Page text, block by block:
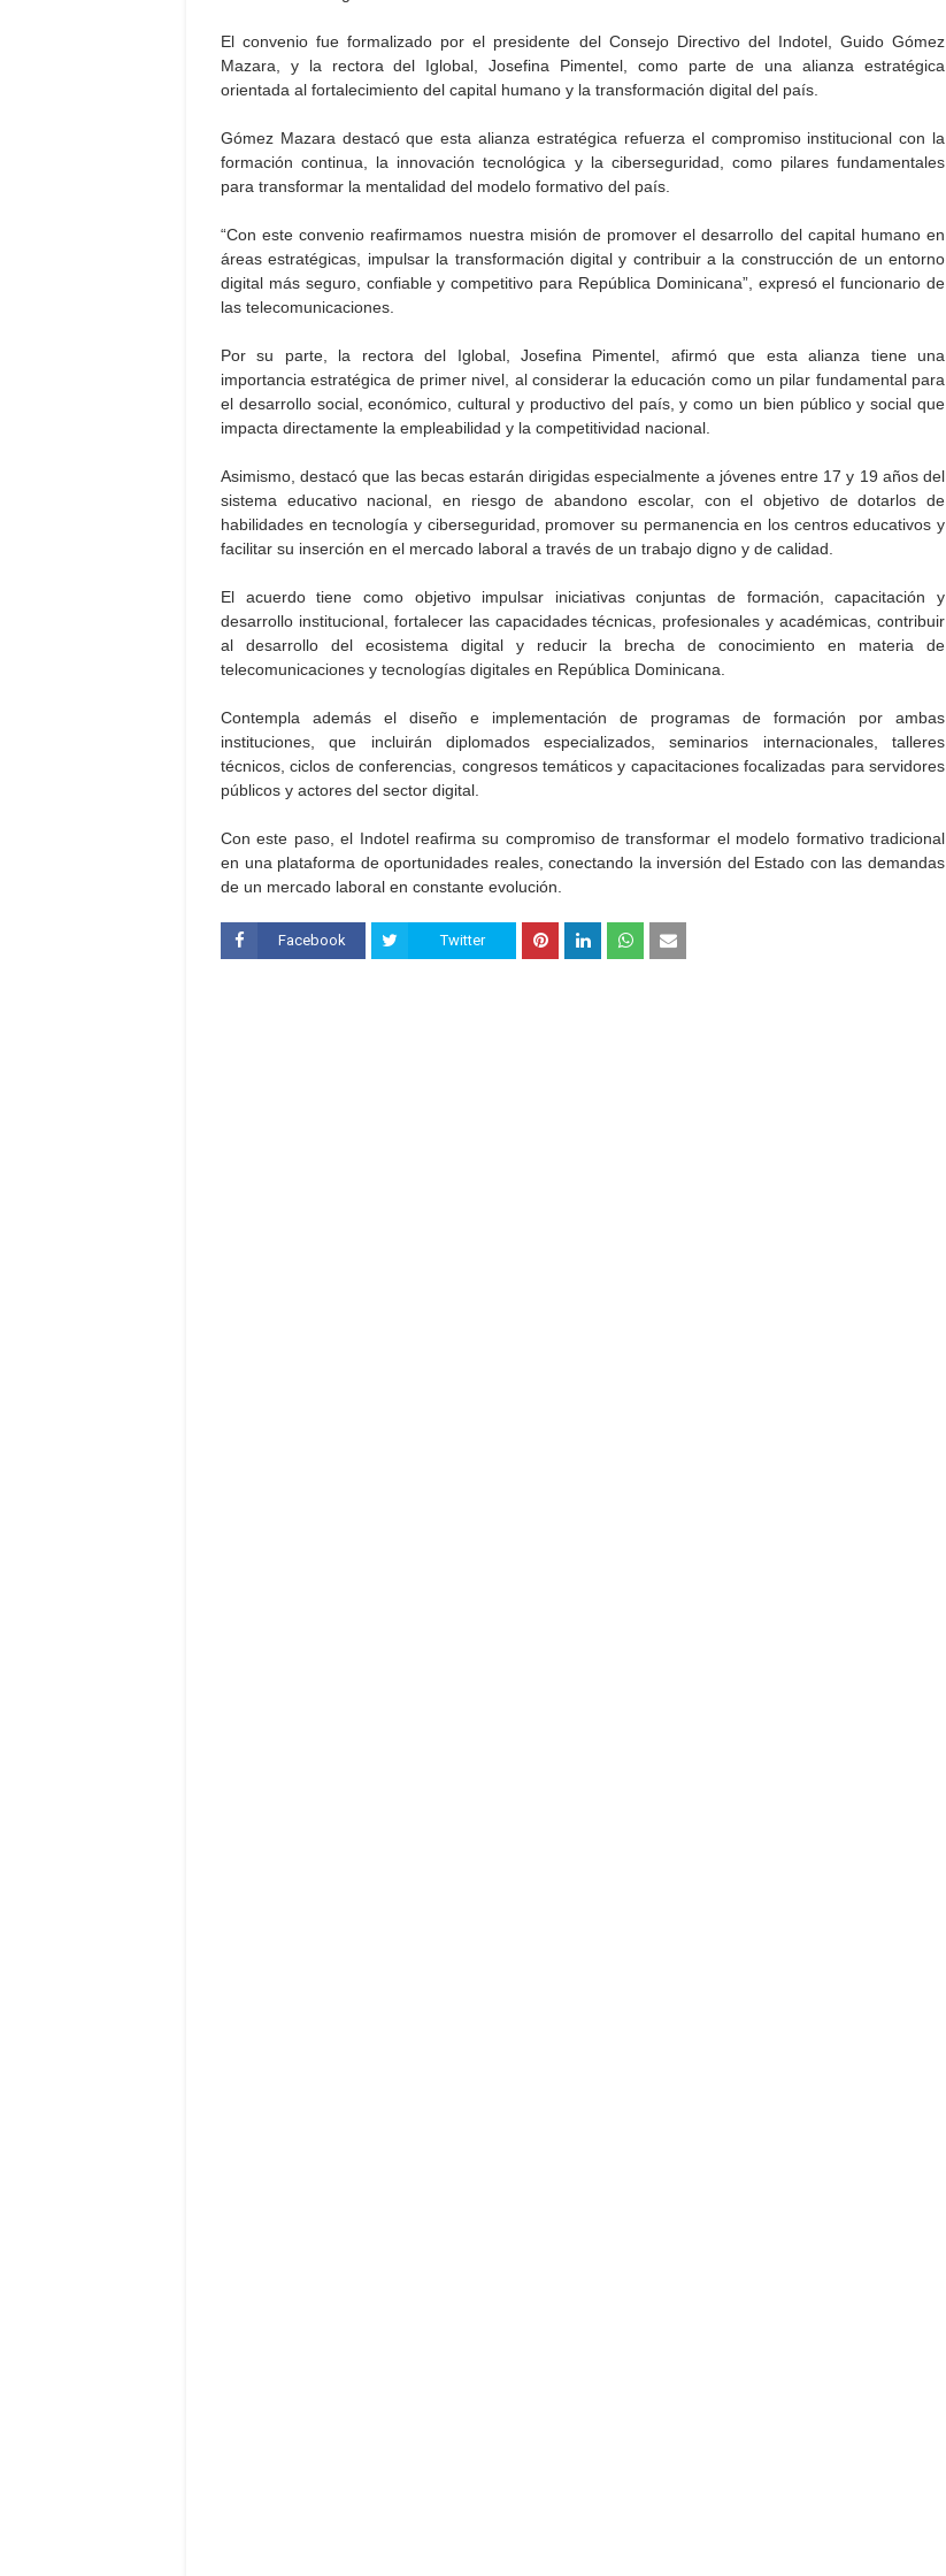
El convenio fue formalizado por el presidente del Consejo Directivo del Indotel, Guido Gómez
Mazara, y la rectora del Iglobal, Josefina Pimentel, como parte de una alianza estratégica
orientada al fortalecimiento del capital humano y la transformación digital del país.
Gómez Mazara destacó que esta alianza estratégica refuerza el compromiso institucional con la
formación continua, la innovación tecnológica y la ciberseguridad, como pilares fundamentales
para transformar la mentalidad del modelo formativo del país.
“Con este convenio reafirmamos nuestra misión de promover el desarrollo del capital humano en
áreas estratégicas, impulsar la transformación digital y contribuir a la construcción de un entorno
digital más seguro, confiable y competitivo para República Dominicana”, expresó el funcionario de
las telecomunicaciones.
Por su parte, la rectora del Iglobal, Josefina Pimentel, afirmó que esta alianza tiene una
importancia estratégica de primer nivel, al considerar la educación como un pilar fundamental para
el desarrollo social, económico, cultural y productivo del país, y como un bien público y social que
impacta directamente la empleabilidad y la competitividad nacional.
Asimismo, destacó que las becas estarán dirigidas especialmente a jóvenes entre 17 y 19 años del
sistema educativo nacional, en riesgo de abandono escolar, con el objetivo de dotarlos de
habilidades en tecnología y ciberseguridad, promover su permanencia en los centros educativos y
facilitar su inserción en el mercado laboral a través de un trabajo digno y de calidad.
El acuerdo tiene como objetivo impulsar iniciativas conjuntas de formación, capacitación y
desarrollo institucional, fortalecer las capacidades técnicas, profesionales y académicas, contribuir
al desarrollo del ecosistema digital y reducir la brecha de conocimiento en materia de
telecomunicaciones y tecnologías digitales en República Dominicana.
Contempla además el diseño e implementación de programas de formación por ambas
instituciones, que incluirán diplomados especializados, seminarios internacionales, talleres
técnicos, ciclos de conferencias, congresos temáticos y capacitaciones focalizadas para servidores
públicos y actores del sector digital.
Con este paso, el Indotel reafirma su compromiso de transformar el modelo formativo tradicional
en una plataforma de oportunidades reales, conectando la inversión del Estado con las demandas
de un mercado laboral en constante evolución.
Facebook Twitter